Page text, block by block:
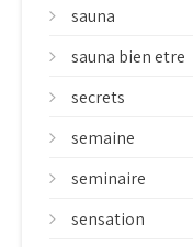
sauna
sauna bien etre
secrets
semaine
seminaire
sensation